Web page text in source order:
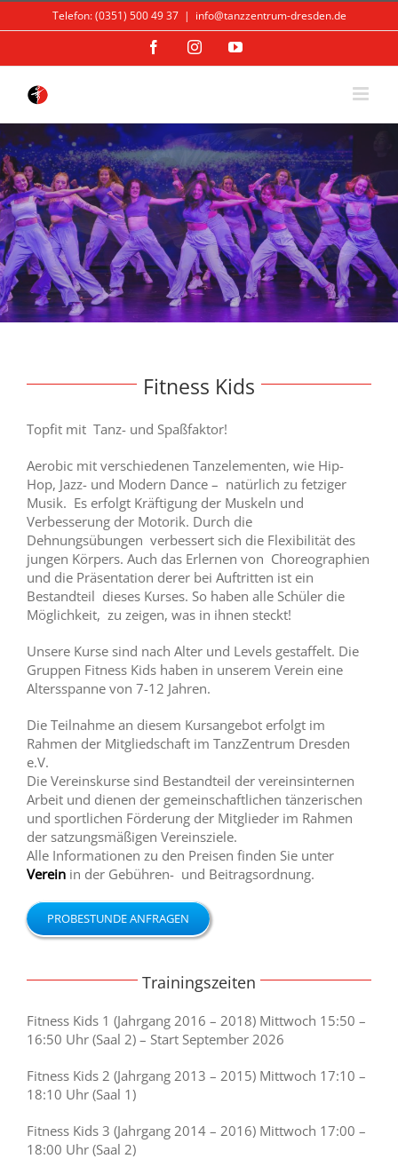
to
Telefon: (0351) 500 49 37 | info@tanzzentrum-dresden.de
FacebookInstagramYouTube
Fitness Kids
Topfit mit Tanz- und Spaßfaktor!
Aerobic mit verschiedenen Tanzelementen, wie Hip-
Hop, Jazz- und Modern Dance – natürlich zu fetziger
Musik. Es erfolgt Kräftigung der Muskeln und
Verbesserung der Motorik. Durch die
Dehnungsübungen verbessert sich die Flexibilität des
jungen Körpers. Auch das Erlernen von Choreographien
und die Präsentation derer bei Auftritten ist ein
Bestandteil dieses Kurses. So haben alle Schüler die
Möglichkeit, zu zeigen, was in ihnen steckt!
Unsere Kurse sind nach Alter und Levels gestaffelt. Die
Gruppen Fitness Kids haben in unserem Verein eine
Altersspanne von 7-12 Jahren.
Die Teilnahme an diesem Kursangebot erfolgt im
Rahmen der Mitgliedschaft im TanzZentrum Dresden
e.V.
Die Vereinskurse sind Bestandteil der vereinsinternen
Arbeit und dienen der gemeinschaftlichen tänzerischen
und sportlichen Förderung der Mitglieder im Rahmen
der satzungsmäßigen Vereinsziele.
Alle Informationen zu den Preisen finden Sie unter
Vereinin der Gebühren- und Beitragsordnung.
PROBESTUNDE ANFRAGEN
Trainingszeiten
Fitness Kids 1 (Jahrgang 2016 – 2018) Mittwoch 15:50 –
16:50 Uhr (Saal 2) – Start September 2026
Fitness Kids 2 (Jahrgang 2013 – 2015) Mittwoch 17:10 –
18:10 Uhr (Saal 1)
Fitness Kids 3 (Jahrgang 2014 – 2016) Mittwoch 17:00 –
18:00 Uhr (Saal 2)